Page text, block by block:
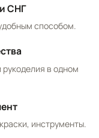
СНГ
способом.
рукоделия в одном
инструменты.